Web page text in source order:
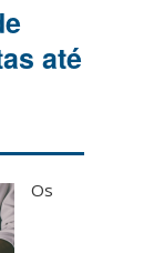
até
Os